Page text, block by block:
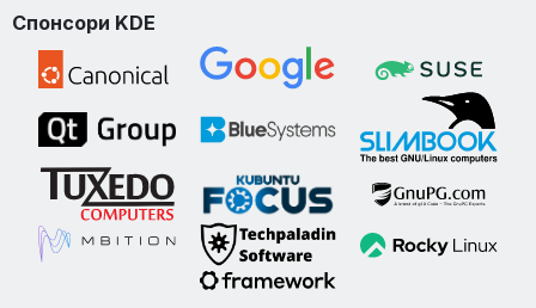
Спонсори KDE